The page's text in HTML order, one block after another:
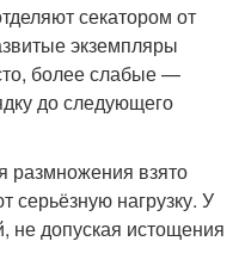
секатором от
экземпляры
более слабые —
до следующего
размножения взято
серьёзную нагрузку. У
не допуская истощения